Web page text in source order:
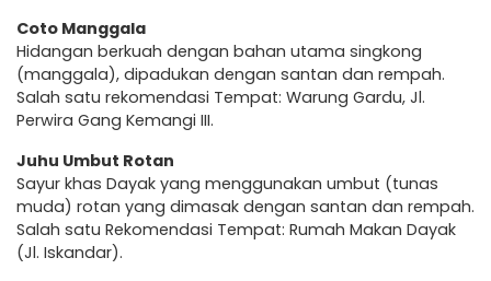
Coto Manggala
Hidangan berkuah dengan bahan utama singkong
(manggala), dipadukan dengan santan dan rempah.
Salah satu rekomendasi Tempat: Warung Gardu, Jl.
Perwira Gang Kemangi III.
Juhu Umbut Rotan
Sayur khas Dayak yang menggunakan umbut (tunas
muda) rotan yang dimasak dengan santan dan rempah.
Salah satu Rekomendasi Tempat: Rumah Makan Dayak
(Jl. Iskandar).